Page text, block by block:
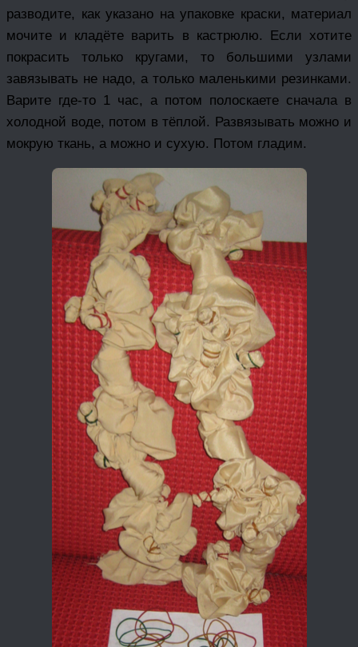
разводите, как указано на упаковке краски, материал
мочите и кладёте варить в кастрюлю. Если хотите
покрасить только кругами, то большими узлами
завязывать не надо, а только маленькими резинками.
Варите где-то 1 час, а потом полоскаете сначала в
холодной воде, потом в тёплой. Развязывать можно и
мокрую ткань, а можно и сухую. Потом гладим.